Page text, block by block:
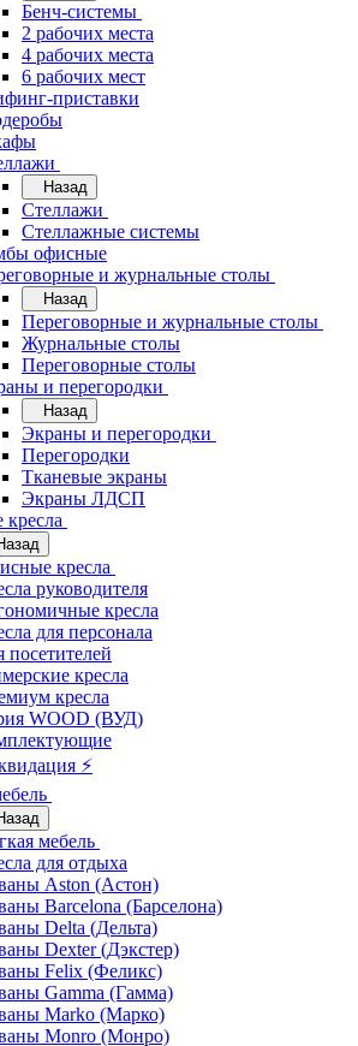
Бенч-системы
2 рабочих места
4 рабочих места
6 рабочих мест
приставки
Назад
Стеллажи
Стеллажные системы
офисные
и журнальные столы
Назад
Переговорные и журнальные столы
Журнальные столы
Переговорные столы
и перегородки
Назад
Экраны и перегородки
Перегородки
Тканевые экраны
Экраны ЛДСП
кресла
руководителя
кресла
для персонала
посетителей
кресла
кресла
WOOD (ВУД)
⚡
мебель
для отдыха
Aston (Астон)
Barcelona (Барселона)
Delta (Дельта)
Dexter (Дэкстер)
Felix (Феликс)
Gamma (Гамма)
Marko (Марко)
Monro (Монро)